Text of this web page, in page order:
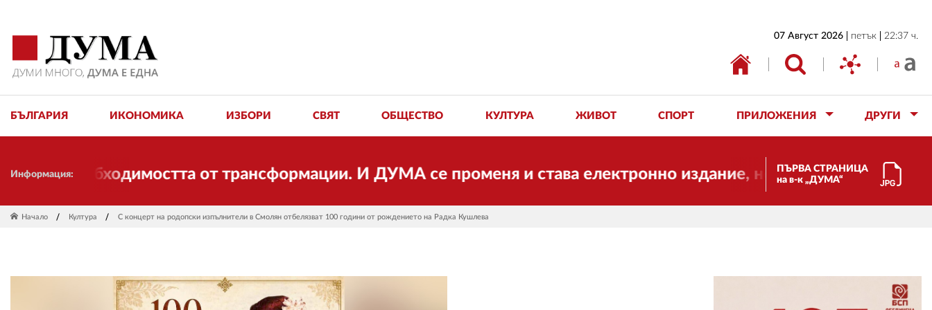
07 Август 2026 петък 22:37 ч.
БЪЛГАРИЯ ИКОНОМИКА ИЗБОРИ СВЯТ ОБЩЕСТВО КУЛТУРА ЖИВОТ СПОРТ ПРИЛОЖЕНИЯ ДРУГИ
Информация: от трансформации. И ДУМА се променя и става електронно издание, но ще продължи да работи за
ПЪРВА СТРАНИЦА
на в-к „ДУМА“
Начало Култура С концерт на родопски изпълнители в Смолян отбелязват 100 години от рождението на Радка Кушлева
ИКОНОМИКА
ОБЩЕСТВО